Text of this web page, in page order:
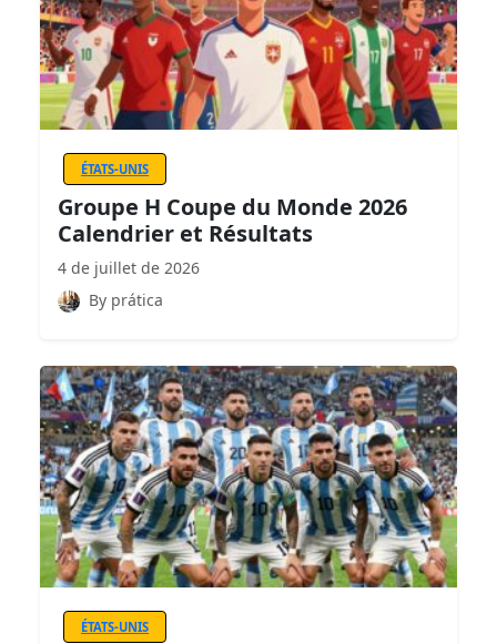
ÉTATS-UNIS
Groupe H Coupe du Monde 2026
Calendrier et Résultats
4 de juillet de 2026
By prática
ÉTATS-UNIS